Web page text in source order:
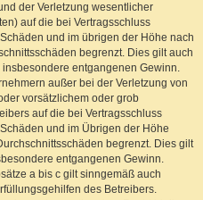
der Verletzung wesentlicher
auf die bei Vertragsschluss
und im übrigen der Höhe nach
begrenzt. Dies gilt auch
entgangenen Gewinn.
außer bei der Verletzung von
vorsätzlichem oder grob
auf die bei Vertragsschluss
und im Übrigen der Höhe
begrenzt. Dies gilt
entgangenen Gewinn.
a bis c gilt sinngemäß auch
des Betreibers.